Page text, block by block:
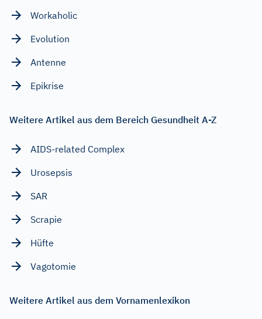
Workaholic
Evolution
Antenne
Epikrise
Weitere Artikel aus dem Bereich Gesundheit A-Z
AIDS-related Complex
Urosepsis
SAR
Scrapie
Hüfte
Vagotomie
Weitere Artikel aus dem Vornamenlexikon